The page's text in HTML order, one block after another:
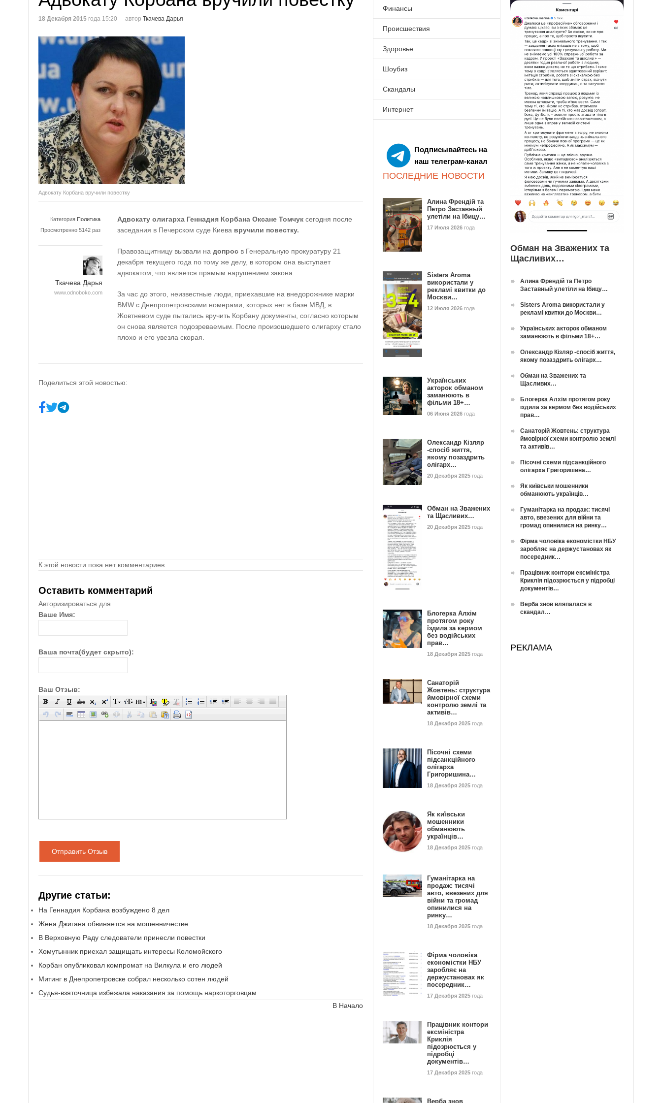
18 Декабря 2015 года 15:20 автор Ткачева Дарья
Адвокату Корбана вручили повестку
Категория Политика
Просмотренно 5142 раз
Ткачева Дарья
www.odnoboko.com
Адвокату олигарха Геннадия Корбана Оксане Томчук сегодня после
заседания в Печерском суде Киева вручили повестку.
Правозащитницу вызвали на допрос в Генеральную прокуратуру 21
декабря текущего года по тому же делу, в котором она выступает
адвокатом, что является прямым нарушением закона.
За час до этого, неизвестные люди, приехавшие на внедорожнике марки
BMW с Днепропетровскими номерами, которых нет в базе МВД, в
Жовтневом суде пытались вручить Корбану документы, согласно которым
он снова является подозреваемым. После произошедшего олигарху стало
плохо и его увезла скорая.
Поделиться этой новостью:
К этой новости пока нет комментариев.
Оставить комментарий
Авторизироваться для
Ваше Имя:
Ваша почта(будет скрыто):
Ваш Отзыв:
Отправить Отзыв
Другие статьи:
На Геннадия Корбана возбуждено 8 дел
Жена Джигана обвиняется на мошенничестве
В Верховную Раду следователи принесли повестки
Хомутынник приехал защищать интересы Коломойского
Корбан опубликовал компромат на Вилкула и его людей
Митинг в Днепропетровске собрал несколько сотен людей
Судья-взяточница избежала наказания за помощь наркоторговцам
В Начало
Финансы
Происшествия
Здоровье
Шоубиз
Скандалы
Интернет
Подписывайтесь на
наш телеграм-канал
ПОСЛЕДНИЕ НОВОСТИ
Алина Френдій та
Петро Заставный
улетіли на Ібицу…
17 Июля 2026 года
Sisters Aroma
використали у
рекламі квитки до
Москви…
12 Июля 2026 года
Українських
акторок обманом
заманюють в
фільми 18+…
06 Июня 2026 года
Олександр Кізляр
-спосіб життя,
якому позаздрить
олігарх…
20 Декабря 2025 года
Обман на Зважених
та Щасливих…
20 Декабря 2025 года
Блогерка Алхім
протягом року
їздила за кермом
без водійських
прав…
18 Декабря 2025 года
Санаторій
Жовтень: структура
ймовірної схеми
контролю землі та
активів…
18 Декабря 2025 года
Пісочні схеми
підсанкційного
олігарха
Григоришина…
18 Декабря 2025 года
Як київськи
мошенники
обманюють
українців…
18 Декабря 2025 года
Гуманітарка на
продаж: тисячі
авто, ввезених для
війни та громад
опинилися на
ринку…
18 Декабря 2025 года
Фірма чоловіка
економістки НБУ
заробляє на
держустановах як
посередник…
17 Декабря 2025 года
Працівник контори
ексміністра
Криклія
підозрюється у
підробці
документів…
17 Декабря 2025 года
Верба знов
Обман на Зважених та
Щасливих…
Алина Френдій та Петро
Заставный улетіли на Ібицу…
Sisters Aroma використали у
рекламі квитки до Москви…
Українських акторок обманом
заманюють в фільми 18+…
Олександр Кізляр -спосіб життя,
якому позаздрить олігарх…
Обман на Зважених та
Щасливих…
Блогерка Алхім протягом року
їздила за кермом без водійських
прав…
Санаторій Жовтень: структура
ймовірної схеми контролю землі
та активів…
Пісочні схеми підсанкційного
олігарха Григоришина…
Як київськи мошенники
обманюють українців…
Гуманітарка на продаж: тисячі
авто, ввезених для війни та
громад опинилися на ринку…
Фірма чоловіка економістки НБУ
заробляє на держустановах як
посередник…
Працівник контори ексміністра
Криклія підозрюється у підробці
документів…
Верба знов вляпалася в
скандал…
РЕКЛАМА